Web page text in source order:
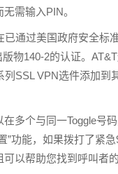
需输入PIN。
已通过美国政府安全标
物140-2的认证。
列SSL VPN选件添加到
多个与同一Toggle号
”功能，如果拨打了紧急
以帮助您找到呼叫者的